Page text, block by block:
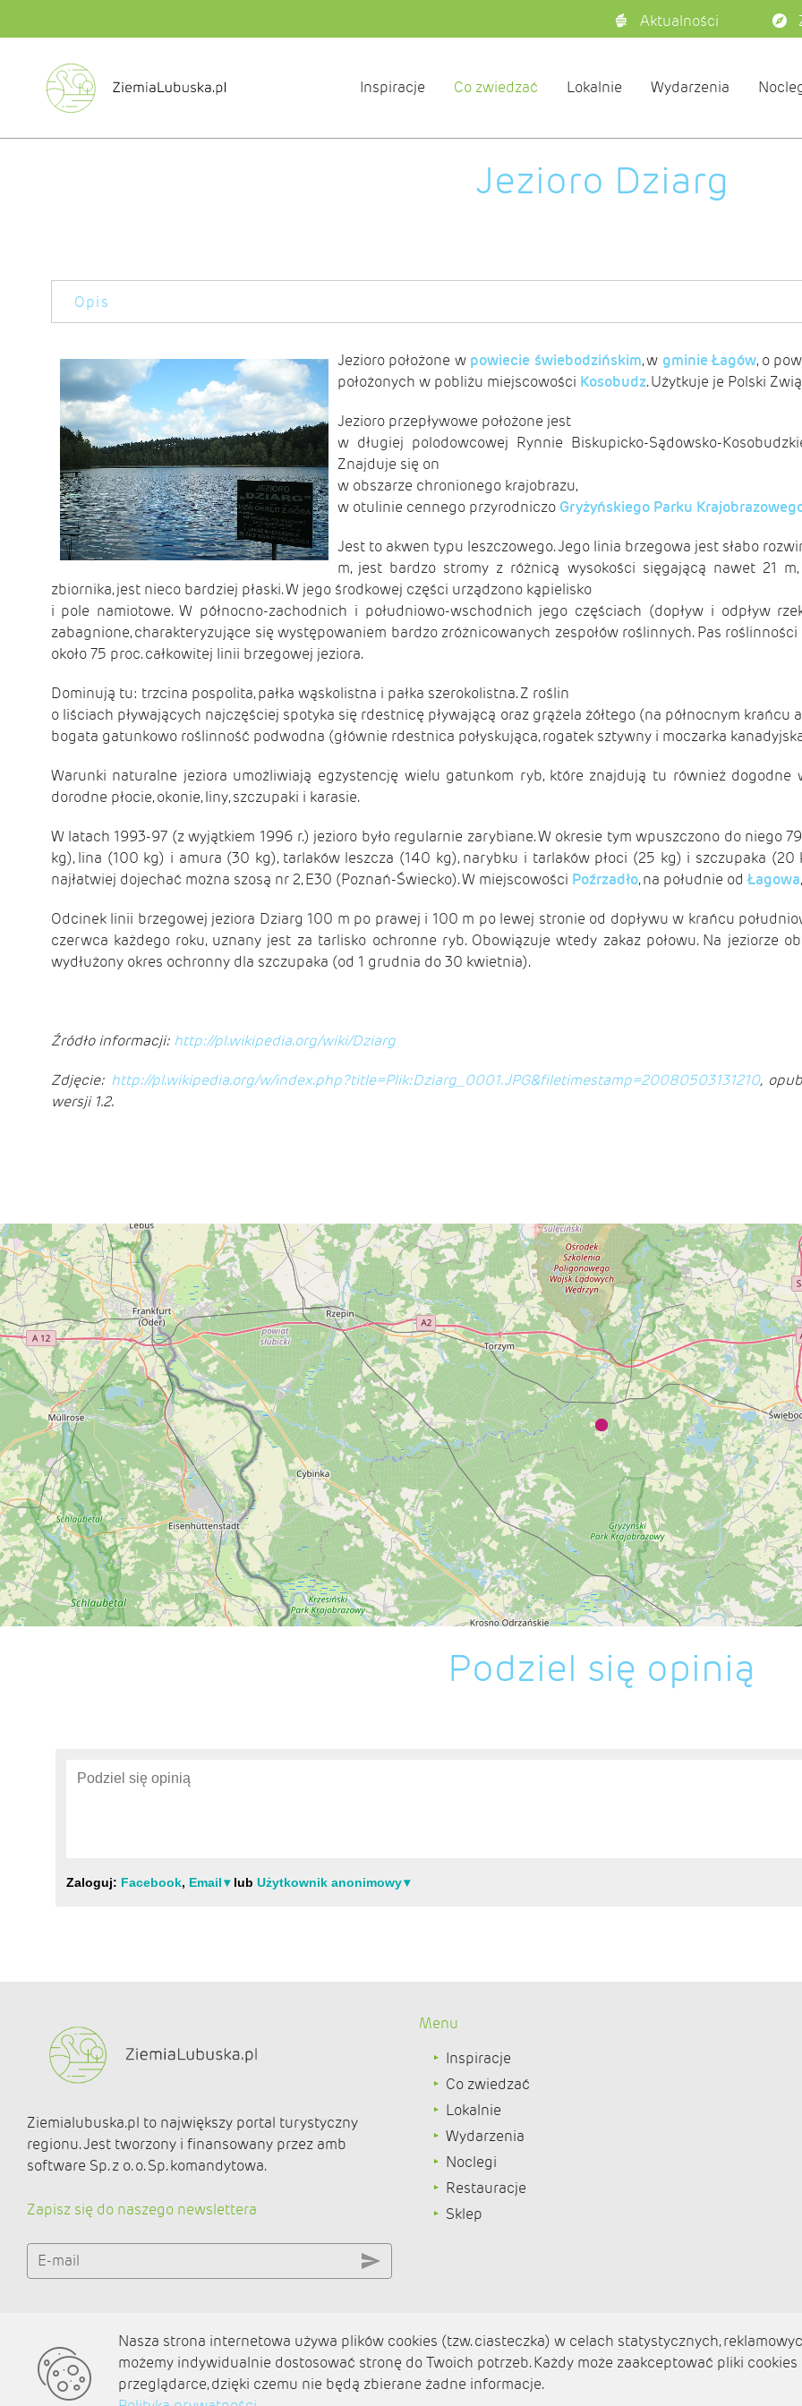
Aktualności
Inspiracje Co zwiedzać Lokalnie Wydarzenia
Jezioro Dziarg
Opis
Jezioro położone w powiecie świebodzińskim, w gminie Łagów, o
położonych w pobliżu miejscowości Kosobudz. Użytkuje je Polski
Jezioro przepływowe położone jest
w długiej polodowcowej Rynnie Biskupicko-Sądowsko-
Znajduje się on
w obszarze chronionego krajobrazu,
w otulinie cennego przyrodniczo Gryżyńskiego Parku
Jest to akwen typu leszczowego. Jego linia brzegowa jest słabo
m, jest bardzo stromy z różnicą wysokości sięgającą nawet 21
zbiornika, jest nieco bardziej płaski. W jego środkowej części urządzono kąpielisko
i pole namiotowe. W północno-zachodnich i południowo-wschodnich jego częściach (dopływ i odpływ
zabagnione, charakteryzujące się występowaniem bardzo zróżnicowanych zespołów roślinnych. Pas
około 75 proc. całkowitej linii brzegowej jeziora.
Dominują tu: trzcina pospolita, pałka wąskolistna i pałka szerokolistna. Z roślin
o liściach pływających najczęściej spotyka się rdestnicę pływającą oraz grążela żółtego (na północnym
bogata gatunkowo roślinność podwodna (głównie rdestnica połyskująca, rogatek sztywny i moczarka
Warunki naturalne jeziora umożliwiają egzystencję wielu gatunkom ryb, które znajdują tu również dogodne
dorodne płocie, okonie, liny, szczupaki i karasie.
W latach 1993-97 (z wyjątkiem 1996 r.) jezioro było regularnie zarybiane. W okresie tym wpuszczono do niego
kg), lina (100 kg) i amura (30 kg), tarlaków leszcza (140 kg), narybku i tarlaków płoci (25 kg) i szczupaka
najłatwiej dojechać można szosą nr 2, E30 (Poznań-Świecko). W miejscowości Poźrzadło, na południe odŁagowa
Odcinek linii brzegowej jeziora Dziarg 100 m po prawej i 100 m po lewej stronie od dopływu w krańcu
czerwca każdego roku, uznany jest za tarlisko ochronne ryb. Obowiązuje wtedy zakaz połowu. Na jeziorze
wydłużony okres ochronny dla szczupaka (od 1 grudnia do 30 kwietnia).
Źródło informacji: http://pl.wikipedia.org/wiki/Dziarg
Zdjęcie: http://pl.wikipedia.org/w/index.php?title=Plik:Dziarg_0001.JPG&filetimestamp=20080503131210,
wersji 1.2.
Podziel się opinią
Ziemialubuska.pl to największy portal turystyczny
regionu. Jest tworzony i finansowany przez amb
software Sp. z o. o. Sp. komandytowa.
Zapisz się do naszego newslettera
E-mail
Menu
Inspiracje
Co zwiedzać
Lokalnie
Wydarzenia
Noclegi
Restauracje
Sklep
O nas
Kontakt
Polityka prywatności
Aktualności
Zaplanuj podróż
Nasza strona internetowa używa plików cookies (tzw. ciasteczka) w celach statystycznych,
możemy indywidualnie dostosować stronę do Twoich potrzeb. Każdy może zaakceptować pliki
przeglądarce, dzięki czemu nie będą zbierane żadne informacje.